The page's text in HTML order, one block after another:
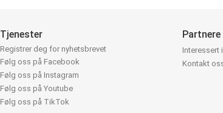
Tjenester
Registrer deg for nyhetsbrevet
Følg oss på Facebook
Følg oss på Instagram
Følg oss på Youtube
Følg oss på TikTok
Partnere
Interessert
Kontakt